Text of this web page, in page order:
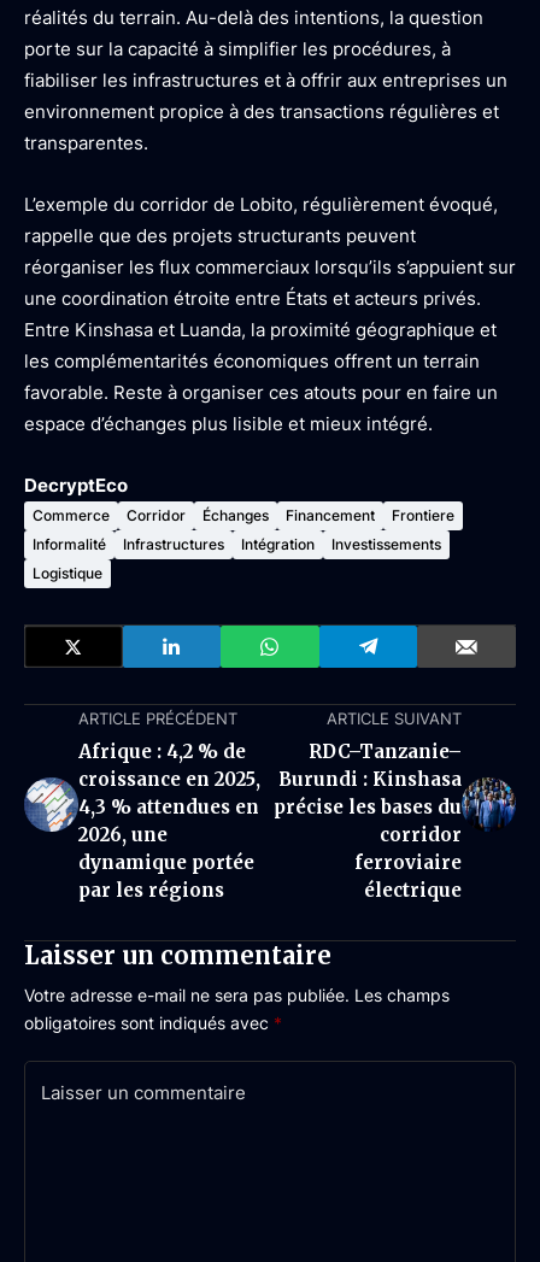
réalités du terrain. Au-delà des intentions, la question
porte sur la capacité à simplifier les procédures, à
fiabiliser les infrastructures et à offrir aux entreprises un
environnement propice à des transactions régulières et
transparentes.
L’exemple du corridor de Lobito, régulièrement évoqué,
rappelle que des projets structurants peuvent
réorganiser les flux commerciaux lorsqu’ils s’appuient sur
une coordination étroite entre États et acteurs privés.
Entre Kinshasa et Luanda, la proximité géographique et
les complémentarités économiques offrent un terrain
favorable. Reste à organiser ces atouts pour en faire un
espace d’échanges plus lisible et mieux intégré.
DecryptEco
Commerce Corridor Échanges Financement
Frontiere
Informalité
Infrastructures Intégration
Investissements
Logistique
ARTICLE PRÉCÉDENT
Afrique : 4,2 % de
croissance en 2025,
4,3 % attendues en
2026, une
dynamique portée
par les régions
ARTICLE SUIVANT
RDC–Tanzanie–
Burundi : Kinshasa
précise les bases du
corridor
ferroviaire
électrique
Laisser un commentaire
Votre adresse e-mail ne sera pas publiée. Les champs
obligatoires sont indiqués avec *